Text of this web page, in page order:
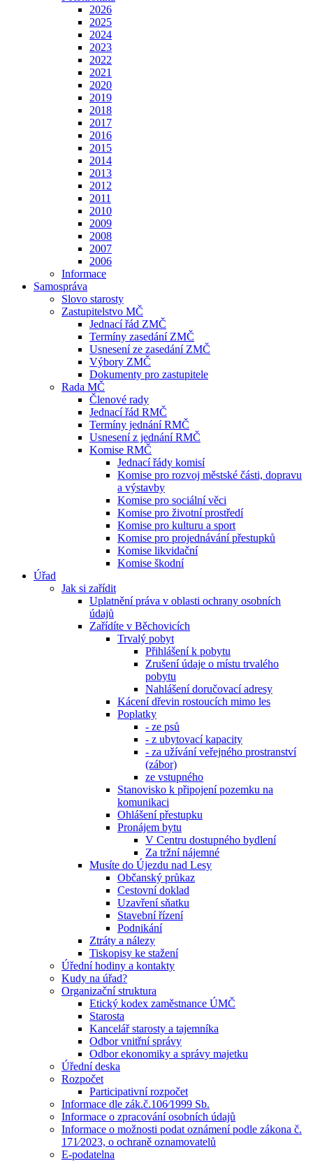
2026
2025
2024
2023
2022
2021
2020
2019
2018
2017
2016
2015
2014
2013
2012
2011
2010
2009
2008
2007
2006
Informace
Samospráva
Slovo starosty
Zastupitelstvo MČ
Jednací řád ZMČ
Termíny zasedání ZMČ
Usnesení ze zasedání ZMČ
Výbory ZMČ
Dokumenty pro zastupitele
Rada MČ
Členové rady
Jednací řád RMČ
Termíny jednání RMČ
Usnesení z jednání RMČ
Komise RMČ
Jednací řády komisí
Komise pro rozvoj městské části, dopravu
a výstavby
Komise pro sociální věci
Komise pro životní prostředí
Komise pro kulturu a sport
Komise pro projednávání přestupků
Komise likvidační
Komise škodní
Úřad
Jak si zařídit
Uplatnění práva v oblasti ochrany osobních
údajů
Zařídíte v Běchovicích
Trvalý pobyt
Přihlášení k pobytu
Zrušení údaje o místu trvalého
pobytu
Nahlášení doručovací adresy
Kácení dřevin rostoucích mimo les
Poplatky
- ze psů
- z ubytovací kapacity
- za užívání veřejného prostranství
(zábor)
ze vstupného
Stanovisko k připojení pozemku na
komunikaci
Ohlášení přestupku
Pronájem bytu
V Centru dostupného bydlení
Za tržní nájemné
Musíte do Újezdu nad Lesy
Občanský průkaz
Cestovní doklad
Uzavření sňatku
Stavební řízení
Podnikání
Ztráty a nálezy
Tiskopisy ke stažení
Úřední hodiny a kontakty
Kudy na úřad?
Organizační struktura
Etický kodex zaměstnance ÚMČ
Starosta
Kancelář starosty a tajemníka
Odbor vnitřní správy
Odbor ekonomiky a správy majetku
Úřední deska
Rozpočet
Participativní rozpočet
Informace dle zák.č.106⁄1999 Sb.
Informace o zpracování osobních údajů
Informace o možnosti podat oznámení podle zákona č.
171⁄2023, o ochraně oznamovatelů
E-podatelna